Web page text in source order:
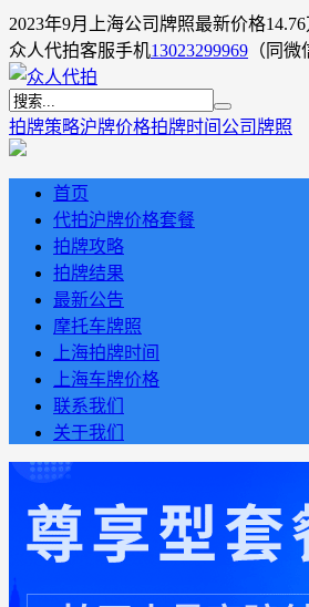
2023年9月上海公司牌照最新价格
众人代拍客服手机13023299969 （同微
拍牌策略沪牌价格拍牌时间 公司牌照
首页
代拍沪牌价格套餐
拍牌攻略
拍牌结果
最新公告
摩托车牌照
上海拍牌时间
上海车牌价格
联系我们
关于我们